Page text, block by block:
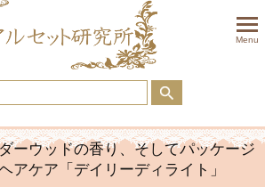
Menu
ーウッドの香り、そしてパッケージ
アケア「デイリーディライト」